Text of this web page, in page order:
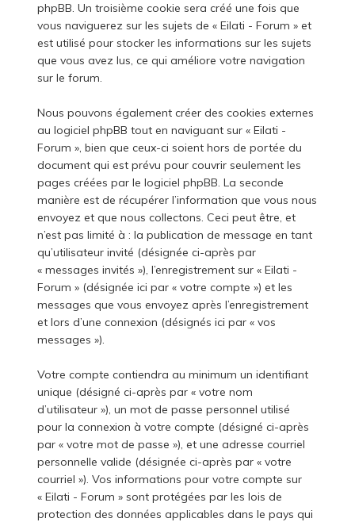
phpBB. Un troisième cookie sera créé une fois que
vous naviguerez sur les sujets de « Eilati - Forum » et
est utilisé pour stocker les informations sur les sujets
que vous avez lus, ce qui améliore votre navigation
sur le forum.
Nous pouvons également créer des cookies externes
au logiciel phpBB tout en naviguant sur « Eilati -
Forum », bien que ceux-ci soient hors de portée du
document qui est prévu pour couvrir seulement les
pages créées par le logiciel phpBB. La seconde
manière est de récupérer l’information que vous nous
envoyez et que nous collectons. Ceci peut être, et
n’est pas limité à : la publication de message en tant
qu’utilisateur invité (désignée ci-après par
« messages invités »), l’enregistrement sur « Eilati -
Forum » (désignée ici par « votre compte ») et les
messages que vous envoyez après l’enregistrement
et lors d’une connexion (désignés ici par « vos
messages »).
Votre compte contiendra au minimum un identifiant
unique (désigné ci-après par « votre nom
d’utilisateur »), un mot de passe personnel utilisé
pour la connexion à votre compte (désigné ci-après
par « votre mot de passe »), et une adresse courriel
personnelle valide (désignée ci-après par « votre
courriel »). Vos informations pour votre compte sur
« Eilati - Forum » sont protégées par les lois de
protection des données applicables dans le pays qui